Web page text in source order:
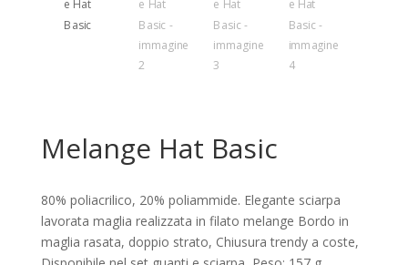
Melange Hat Basic
80% poliacrilico, 20% poliammide. Elegante sciarpa
lavorata maglia realizzata in filato melange Bordo in
maglia rasata, doppio strato, Chiusura trendy a coste,